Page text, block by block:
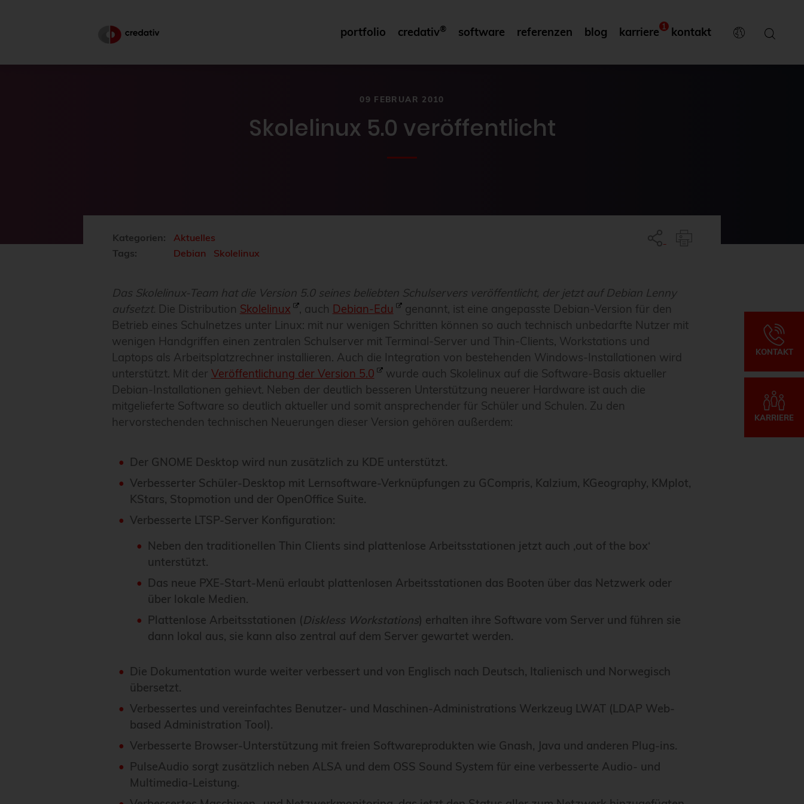
portfolio credativ® software referenzen blog karriere 1 kontakt
09 FEBRUAR 2010
Skolelinux 5.0 veröffentlicht
KONTAKT
KARRIERE
Kategorien:
Aktuelles
Tags:
Debian Skolelinux
Das Skolelinux-Team hat die Version 5.0 seines beliebten Schulservers veröffentlicht, der jetzt auf Debian Lenny
aufsetzt. Die Distribution Skolelinux , auch Debian-Edu
genannt, ist eine angepasste Debian-Version für den
Betrieb eines Schulnetzes unter Linux: mit nur wenigen Schritten können so auch technisch unbedarfte Nutzer mit
wenigen Handgriffen einen zentralen Schulserver mit Terminal-Server und Thin-Clients, Workstations und
Laptops als Arbeitsplatzrechner installieren. Auch die Integration von bestehenden Windows-Installationen wird
unterstützt. Mit der Veröffentlichung der Version 5.0
wurde auch Skolelinux auf die Software-Basis aktueller
Debian-Installationen gehievt. Neben der deutlich besseren Unterstützung neuerer Hardware ist auch die
mitgelieferte Software so deutlich aktueller und somit ansprechender für Schüler und Schulen. Zu den
hervorstechenden technischen Neuerungen dieser Version gehören außerdem:
Der GNOME Desktop wird nun zusätzlich zu KDE unterstützt.
Verbesserter Schüler-Desktop mit Lernsoftware-Verknüpfungen zu GCompris, Kalzium, KGeography, KMplot,
KStars, Stopmotion und der OpenOffice Suite.
Verbesserte LTSP-Server Konfiguration:
Neben den traditionellen Thin Clients sind plattenlose Arbeitsstationen jetzt auch ‚out of the box‘
unterstützt.
Das neue PXE-Start-Menü erlaubt plattenlosen Arbeitsstationen das Booten über das Netzwerk oder
über lokale Medien.
Plattenlose Arbeitsstationen (Diskless Workstations) erhalten ihre Software vom Server und führen sie
dann lokal aus, sie kann also zentral auf dem Server gewartet werden.
Die Dokumentation wurde weiter verbessert und von Englisch nach Deutsch, Italienisch und Norwegisch
übersetzt.
Verbessertes und vereinfachtes Benutzer- und Maschinen-Administrations Werkzeug LWAT (LDAP Web-
based Administration Tool).
Verbesserte Browser-Unterstützung mit freien Softwareprodukten wie Gnash, Java und anderen Plug-ins.
PulseAudio sorgt zusätzlich neben ALSA und dem OSS Sound System für eine verbesserte Audio- und
Multimedia-Leistung.